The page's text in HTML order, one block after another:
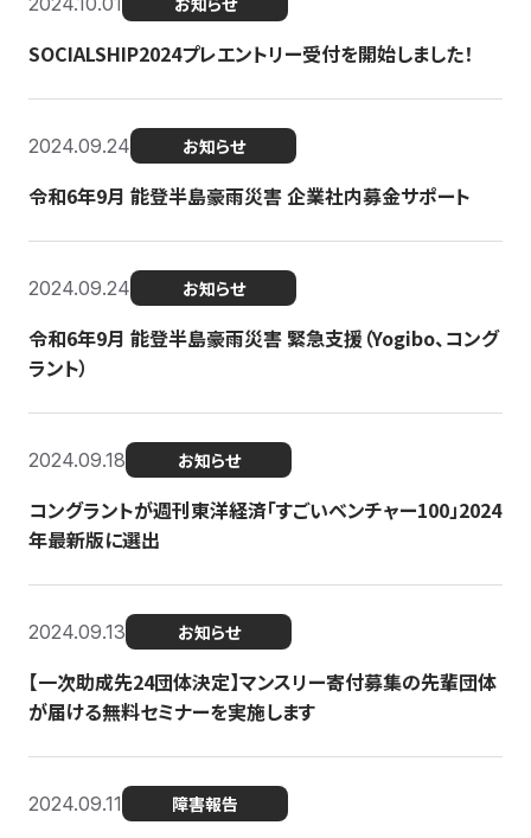
SOCIALSHIP2024プレエントリー受付を開始しました！
2024.09.24 お知らせ
令和6年9月 能登半島豪雨災害 企業社内募金サポート
2024.09.24 お知らせ
令和6年9月 能登半島豪雨災害 緊急支援（Yogibo、コング
ラント）
2024.09.18 お知らせ
コングラントが週刊東洋経済「すごいベンチャー100」2024
年最新版に選出
2024.09.13 お知らせ
【一次助成先24団体決定】マンスリー寄付募集の先輩団体
が届ける無料セミナーを実施します
2024.09.11 障害報告